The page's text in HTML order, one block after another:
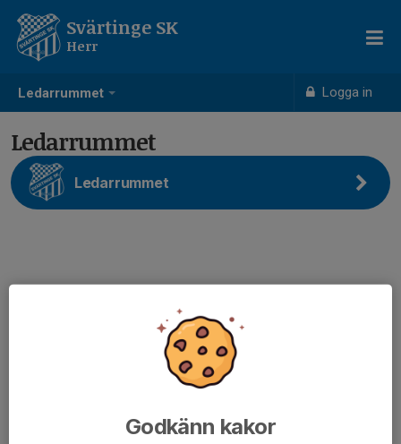
Ledarrummet Logga in
Svärtinge SK
Herr
Ledarrummet
Ledarrummet
Godkänn kakor